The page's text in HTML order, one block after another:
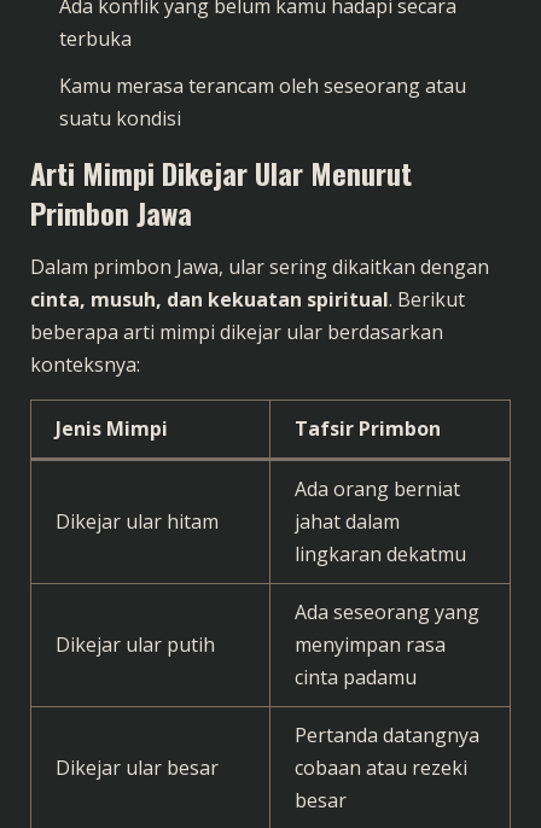
Ada konflik yang belum kamu hadapi secara
terbuka
Kamu merasa terancam oleh seseorang atau
suatu kondisi
Arti Mimpi Dikejar Ular Menurut
Primbon Jawa
Dalam primbon Jawa, ular sering dikaitkan dengan
cinta, musuh, dan kekuatan spiritual. Berikut
beberapa arti mimpi dikejar ular berdasarkan
konteksnya:
Jenis Mimpi Tafsir Primbon
Dikejar ular hitam
Ada orang berniat
jahat dalam
lingkaran dekatmu
Dikejar ular putih
Ada seseorang yang
menyimpan rasa
cinta padamu
Dikejar ular besar
Pertanda datangnya
cobaan atau rezeki
besar